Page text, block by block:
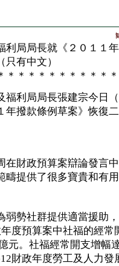
利局局長就《２０１１
有中文）
＊＊＊＊＊＊＊＊＊＊
利局局長張建宗今日（
年撥款條例草案》恢復
財政預算案辯論發言中
疇提供了很多寶貴和有
勢社群提供適當援助，
度預算案中社福的經常
元。社福經常開支增幅
財政年度勞工及人力